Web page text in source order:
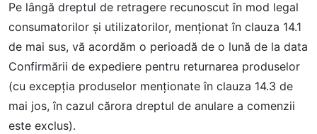
Pe lângă dreptul de retragere recunoscut în mod legal
consumatorilor şi utilizatorilor, menţionat în clauza 14.1
de mai sus, vă acordăm o perioadă de o lună de la data
Confirmării de expediere pentru returnarea produselor
(cu excepţia produselor menţionate în clauza 14.3 de
mai jos, în cazul cărora dreptul de anulare a comenzii
este exclus).